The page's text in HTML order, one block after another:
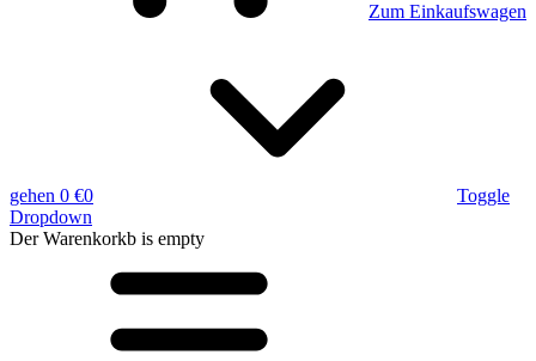
Zum Einkaufswagen
gehen 0 €0
Toggle
Dropdown
Der Warenkorkb is empty